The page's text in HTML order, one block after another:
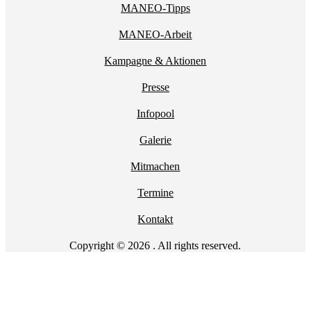
MANEO-Tipps
MANEO-Arbeit
Kampagne & Aktionen
Presse
Infopool
Galerie
Mitmachen
Termine
Kontakt
Copyright © 2026 . All rights reserved.